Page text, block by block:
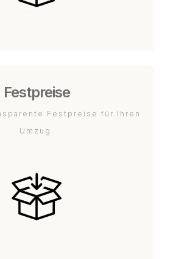
Festpreise
Festpreise für Ihren
Umzug.